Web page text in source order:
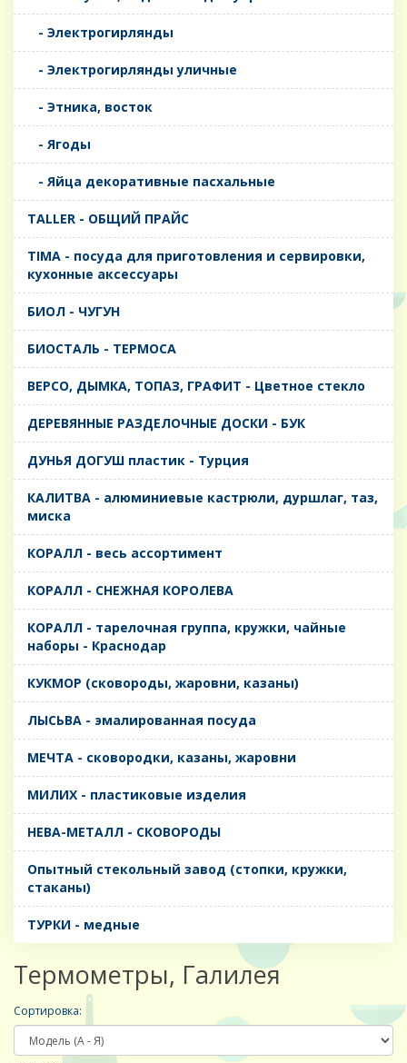
- Электрогирлянды
- Электрогирлянды уличные
- Этника, восток
- Ягоды
- Яйца декоративные пасхальные
TALLER - ОБЩИЙ ПРАЙС
TIMA - посуда для приготовления и сервировки,
кухонные аксессуары
БИОЛ - ЧУГУН
БИОСТАЛЬ - ТЕРМОСА
ВЕРСО, ДЫМКА, ТОПАЗ, ГРАФИТ - Цветное стекло
ДЕРЕВЯННЫЕ РАЗДЕЛОЧНЫЕ ДОСКИ - БУК
ДУНЬЯ ДОГУШ пластик - Турция
КАЛИТВА - алюминиевые кастрюли, дуршлаг, таз,
миска
КОРАЛЛ - весь ассортимент
КОРАЛЛ - СНЕЖНАЯ КОРОЛЕВА
КОРАЛЛ - тарелочная группа, кружки, чайные
наборы - Краснодар
КУКМОР (сковороды, жаровни, казаны)
ЛЫСЬВА - эмалированная посуда
МЕЧТА - сковородки, казаны, жаровни
МИЛИХ - пластиковые изделия
НЕВА-МЕТАЛЛ - СКОВОРОДЫ
Опытный стекольный завод (стопки, кружки,
стаканы)
ТУРКИ - медные
Термометры, Галилея
Сортировка: